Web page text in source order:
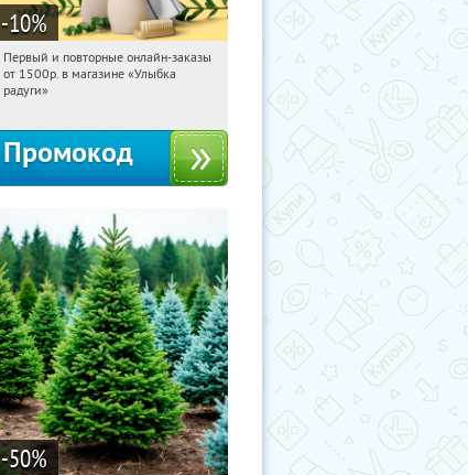
-10%
15:08:06 Получили:1
Россия
Первый и повторные онлайн-заказы
от 1500р. в магазине «Улыбка
радуги»
Промокод
-50%